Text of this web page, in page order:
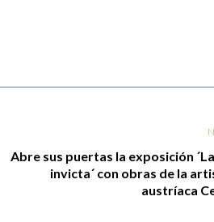
Abre sus puertas la exposición
invicta´ con obras de la
austríaca